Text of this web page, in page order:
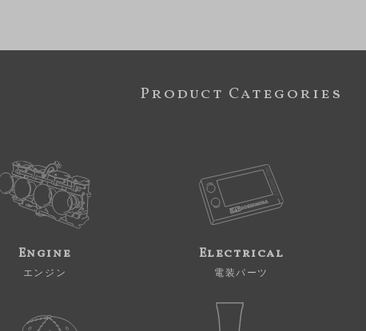
Product Categories
Engine
エンジン
Electrical
電装パーツ